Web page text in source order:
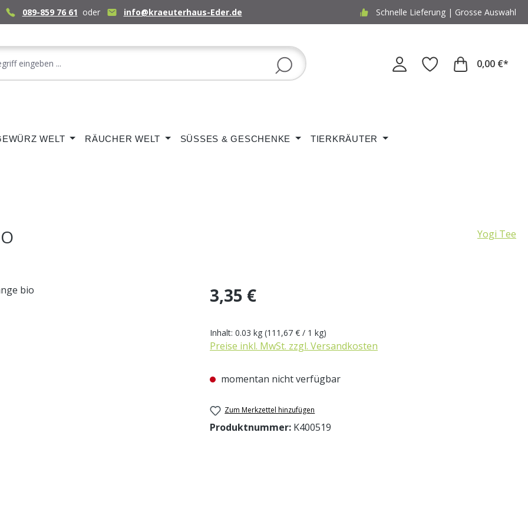
089-859 76 61 oder info@kraeuterhaus-Eder.de Schnelle Lieferung | Grosse Auswahl
0,00 €*
WELT RÄUCHER WELT SÜSSES & GESCHENKE TIERKRÄUTER
Yogi Tee
Regulärer Preis:
3,35 €
Inhalt: 0.03 kg (111,67 € / 1 kg)
Preise inkl. MwSt. zzgl. Versandkosten
momentan nicht verfügbar
Zum Merkzettel hinzufügen
Produktnummer: K400519